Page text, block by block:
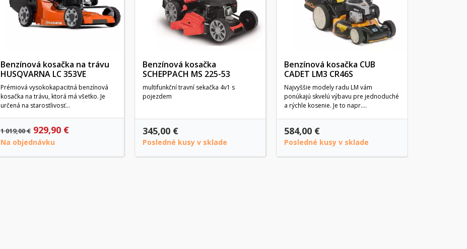
Benzínová kosačka na trávu
HUSQVARNA LC 353VE
Prémiová vysokokapacitná benzínová
kosačka na trávu, ktorá má všetko. Je
určená na starostlivosť...
1 019,00 € 929,90 €
Na objednávku
Benzínová kosačka
SCHEPPACH MS 225-53
multifunkční travní sekačka 4v1 s
pojezdem
345,00 €
Posledné kusy v sklade
Benzínová kosačka CUB
CADET LM3 CR46S
Najvyššie modely radu LM vám
ponúkajú skvelú výbavu pre jednoduché
a rýchle kosenie. Je to napr....
584,00 €
Posledné kusy v sklade